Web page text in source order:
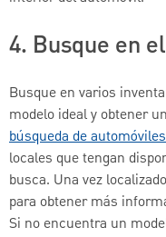
4. Busque en
Busque en varios
modelo ideal y obtener
búsqueda de automóviles
locales que tengan
busca. Una vez
para obtener más
Si no encuentra un